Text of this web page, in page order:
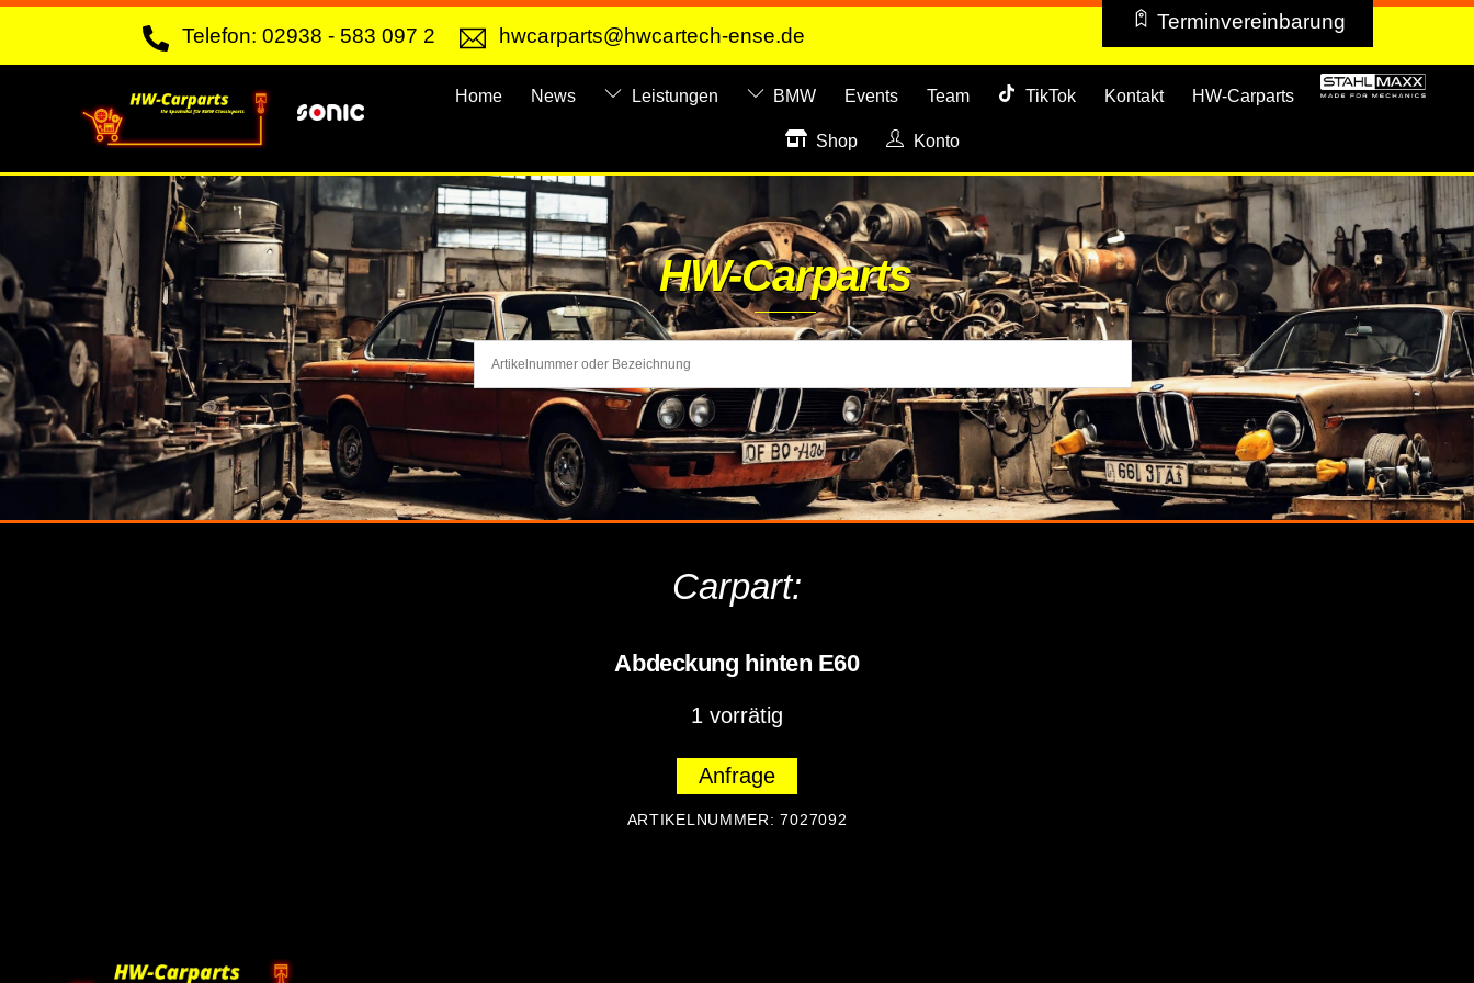
Skip
content
Telefon: 02938 - 583 097 2 hwcarparts@hwcartech-ense.de
Terminvereinbarung
Home News Leistungen BMW Events Team TikTok Kontakt HW-Carparts
Shop Konto
HW-Carparts
Carpart:
Abdeckung hinten E60
1 vorrätig
Anfrage
ARTIKELNUMMER:7027092